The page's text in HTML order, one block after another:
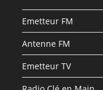
Emetteur FM
Antenne FM
Emetteur TV